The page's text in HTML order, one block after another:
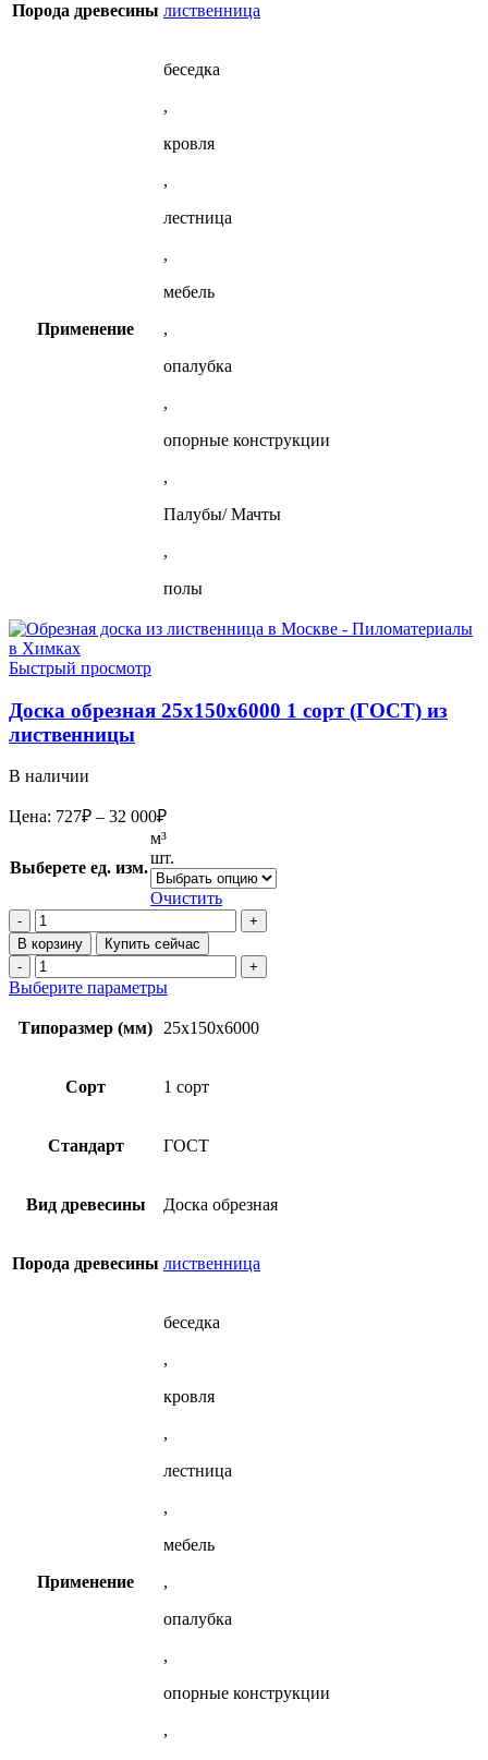
Порода древесины лиственница
Применение
беседка
,
кровля
,
лестница
,
мебель
,
опалубка
,
опорные конструкции
,
Палубы/ Мачты
,
полы
Быстрый просмотр
Доска обрезная 25х150х6000 1 сорт (ГОСТ) из
лиственницы
В наличии
Цена: 727₽ – 32 000₽Диапазон
цен:
727₽
–
32
Выберете ед. изм.
м³
шт.
Очистить
Количество
товара
Доска
обрезная
25х150х6000
сорт
лиственницы
В корзину Купить сейчас
Количество
товара
обрезная
25х150х6000
сорт
(ГОСТ)
лиственницы
Выберите параметрыЭтот
имеет
Опции
на
Типоразмер (мм) 25x150x6000
Сорт 1 сорт
Стандарт ГОСТ
Вид древесины Доска обрезная
Порода древесины лиственница
Применение
беседка
,
кровля
,
лестница
,
мебель
,
опалубка
,
опорные конструкции
,